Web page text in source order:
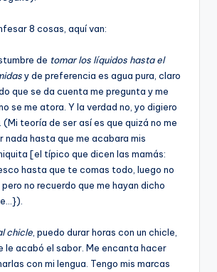
8 cosas, aquí­ van:
de tomar los lí­quidos hasta el
y de preferencia es agua pura, claro
que se da cuenta me pregunta y me
se me atora. Y la verdad no, yo digiero
(Mi teorí­a de ser así­ es que quizá no me
nada hasta que me acabara mis
[el tí­pico que dicen las mamás:
hasta que te comas todo, luego no
no recuerdo que me hayan dicho
chicle , puedo durar horas con un chicle,
le acabó el sabor. Me encanta hacer
con mi lengua. Tengo mis marcas